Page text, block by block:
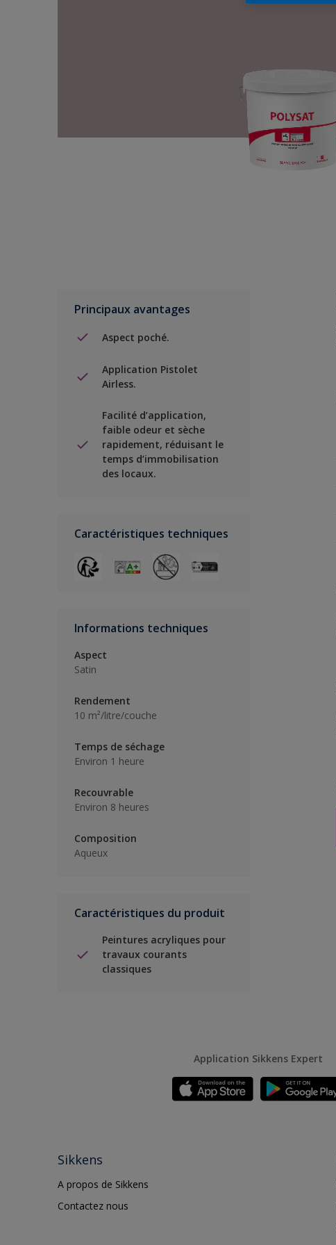
Principaux avantages
Aspect poché.
Application Pistolet
Airless.
Facilité d’application,
faible odeur et sèche
rapidement, réduisant le
temps d’immobilisation
des locaux.
Caractéristiques techniques
Informations techniques
Aspect
Satin
Rendement
10 m²/litre/couche
Temps de séchage
Environ 1 heure
Recouvrable
Environ 8 heures
Composition
Aqueux
Caractéristiques du produit
Peintures acryliques pour
travaux courants
classiques
Application Sikkens Expert
Sikkens
A propos de Sikkens
Contactez nous